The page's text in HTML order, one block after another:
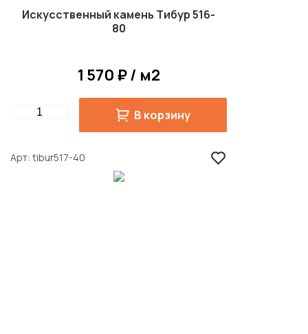
Искусственный камень Тибур 516-
80
1 570 ₽ / м2
Quantity В корзину
Арт tibur517-40